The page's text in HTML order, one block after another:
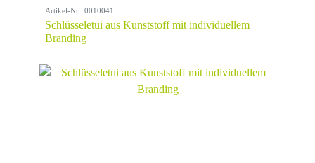
Artikel-Nr.: 0010041
Schlüsseletui aus Kunststoff mit individuellem
Branding